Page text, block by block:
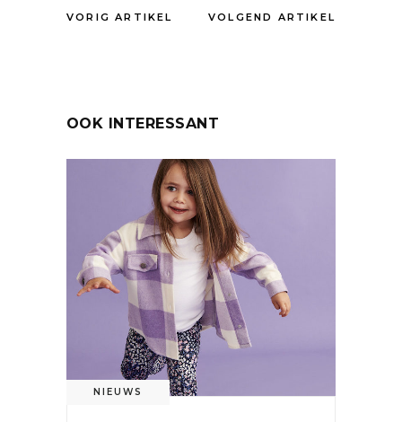
VORIG ARTIKEL VOLGEND ARTIKEL
OOK INTERESSANT
NIEUWS